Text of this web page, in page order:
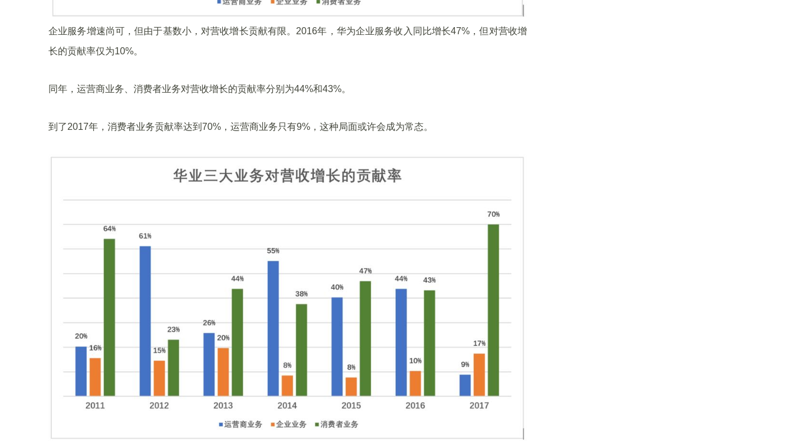
企业服务增速尚可，但由于基数小，对营收增长贡献有限。2016年，华为企业服务收入同比增长47%，但对营收增
长的贡献率仅为10%。
同年，运营商业务、消费者业务对营收增长的贡献率分别为44%和43%。
到了2017年，消费者业务贡献率达到70%，运营商业务只有9%，这种局面或许会成为常态。